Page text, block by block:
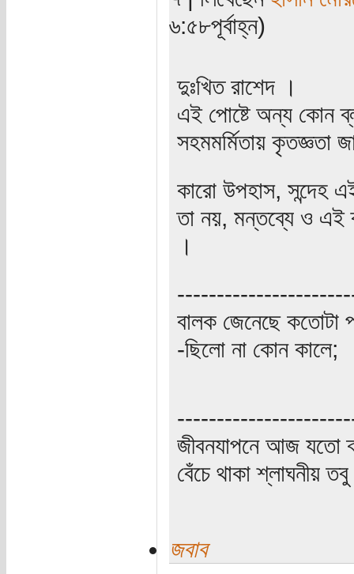
৬:৫৮পূর্বাহ্ন)
দুঃখিত রাশেদ ।
এই পোষ্টে অন্য কোন
সহমমর্মিতায় কৃতজ্ঞতা
কারো উপহাস, সন্দেহ
তা নয়, মন্তব্যে ও এই
।
বালক জেনেছে কতোটা
-ছিলো না কোন কালে;
জীবনযাপনে আজ যতো
বেঁচে থাকা শ্লাঘনীয়
জবাব